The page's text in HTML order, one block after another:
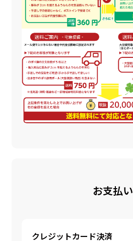
お支払い
クレジットカード決済